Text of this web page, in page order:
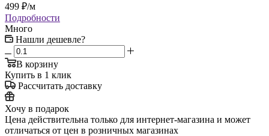
499 ₽/м
Подробности
Много
Нашли дешевле?
В корзину
Купить в 1 клик
Рассчитать доставку
Хочу в подарок
Цена действительна только для интернет-магазина и может
отличаться от цен в розничных магазинах